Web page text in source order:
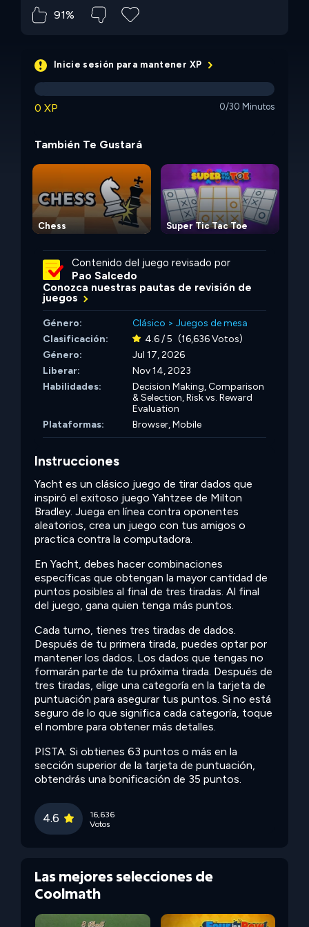
91%
Inicie sesión para mantener XP
0 XP 0/30 Minutos
También Te Gustará
Chess Super Tic Tac Toe
Contenido del juego revisado por
Pao Salcedo
Conozca nuestras pautas de revisión de
juegos
Género: Clásico > Juegos de mesa
Clasificación:
4.6 / 5 (16,636 Votos)
Género:
Jul 17, 2026
Liberar:
Nov 14, 2023
Habilidades:
Decision Making,Comparison
& Selection,Risk vs. Reward
Evaluation
Plataformas:
Browser, Mobile
Instrucciones
Yacht es un clásico juego de tirar dados que
inspiró el exitoso juego Yahtzee de Milton
Bradley. Juega en línea contra oponentes
aleatorios, crea un juego con tus amigos o
practica contra la computadora.
En Yacht, debes hacer combinaciones
específicas que obtengan la mayor cantidad de
puntos posibles al final de tres tiradas. Al final
del juego, gana quien tenga más puntos.
Cada turno, tienes tres tiradas de dados.
Después de tu primera tirada, puedes optar por
mantener los dados. Los dados que tengas no
formarán parte de tu próxima tirada. Después de
tres tiradas, elige una categoría en la tarjeta de
puntuación para asegurar tus puntos. Si no está
seguro de lo que significa cada categoría, toque
el nombre para obtener más detalles.
PISTA: Si obtienes 63 puntos o más en la
sección superior de la tarjeta de puntuación,
obtendrás una bonificación de 35 puntos.
4.6
16,636
Votos
Las mejores selecciones de
Coolmath